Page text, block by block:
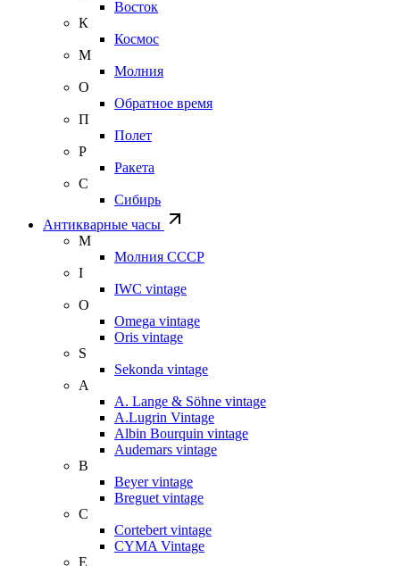
Восток
К
Космос
М
Молния
О
Обратное время
П
Полет
Р
Ракета
С
Сибирь
Антикварные часы
М
Молния СССР
I
IWC vintage
O
Omega vintage
Oris vintage
S
Sekonda vintage
A
A. Lange & Söhne vintage
A.Lugrin Vintage
Albin Bourquin vintage
Audemars vintage
B
Beyer vintage
Breguet vintage
C
Cortebert vintage
CYMA Vintage
E